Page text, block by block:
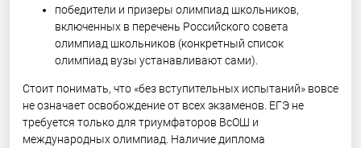
победители и призеры олимпиад школьников,
включенных в перечень Российского совета
олимпиад школьников (конкретный список
олимпиад вузы устанавливают сами).
Стоит понимать, что «без вступительных испытаний» вовсе
не означает освобождение от всех экзаменов. ЕГЭ не
требуется только для триумфаторов ВсОШ и
международных олимпиад. Наличие диплома